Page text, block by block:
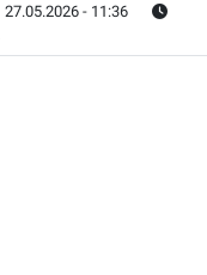
27.05.2026 - 11:36